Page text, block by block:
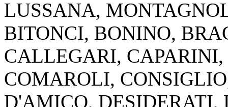
LUSSANA,
BITONCI, BONINO,
CALLEGARI,
COMAROLI,
D'AMICO,